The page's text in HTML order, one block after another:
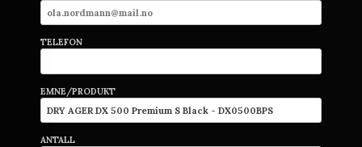
TELEFON
EMNE/PRODUKT
ANTALL